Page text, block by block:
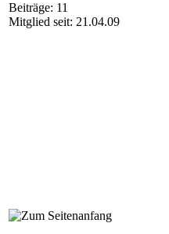
Beiträge: 11
Mitglied seit: 21.04.09